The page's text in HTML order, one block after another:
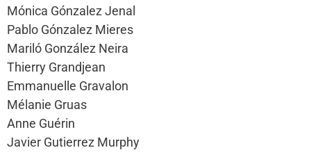
Mónica Gónzalez Jenal
Pablo Gónzalez Mieres
Mariló González Neira
Thierry Grandjean
Emmanuelle Gravalon
Mélanie Gruas
Anne Guérin
Javier Gutierrez Murphy